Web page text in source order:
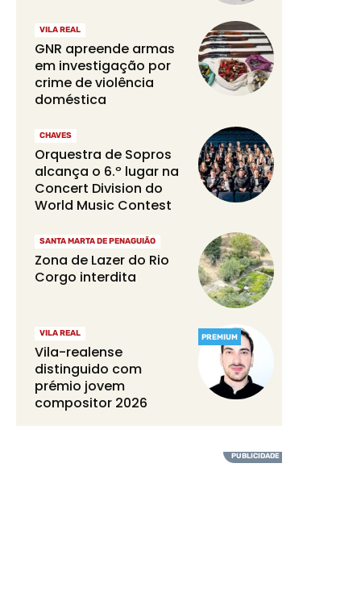
VILA REAL
GNR apreende armas
em investigação por
crime de violência
doméstica
CHAVES
Orquestra de Sopros
alcança o 6.º lugar na
Concert Division do
World Music Contest
SANTA MARTA DE PENAGUIÃO
Zona de Lazer do Rio
Corgo interdita
PREMIUM
VILA REAL
Vila-realense
distinguido com
prémio jovem
compositor 2026